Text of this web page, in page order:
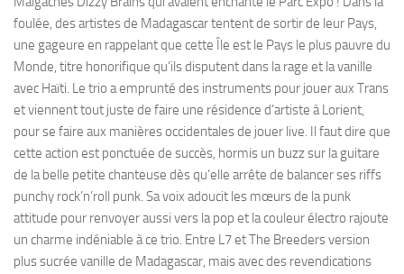
foulée, des artistes de Madagascar tentent de sortir de leur Pays,
une gageure en rappelant que cette Île est le Pays le plus pauvre du
Monde, titre honorifique qu’ils disputent dans la rage et la vanille
avec Haïti. Le trio a emprunté des instruments pour jouer aux Trans
et viennent tout juste de faire une résidence d’artiste à Lorient,
pour se faire aux manières occidentales de jouer live. Il faut dire que
cette action est ponctuée de succès, hormis un buzz sur la guitare
de la belle petite chanteuse dès qu’elle arrête de balancer ses riffs
punchy rock’n’roll punk. Sa voix adoucit les mœurs de la punk
attitude pour renvoyer aussi vers la pop et la couleur électro rajoute
un charme indéniable à ce trio. Entre L7 et The Breeders version
plus sucrée vanille de Madagascar, mais avec des revendications